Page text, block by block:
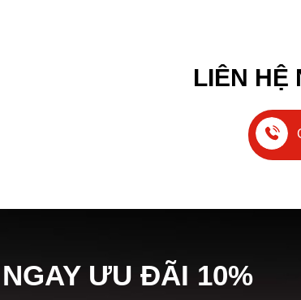
LIÊN HỆ
ƯU ĐÃI 10%